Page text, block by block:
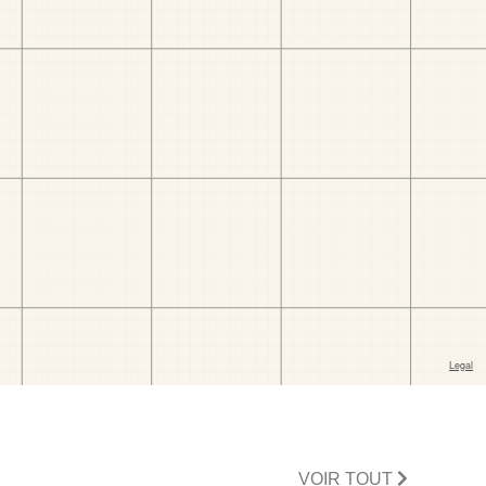
VOIR TOUT